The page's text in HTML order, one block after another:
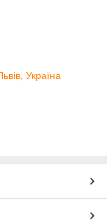
Україна